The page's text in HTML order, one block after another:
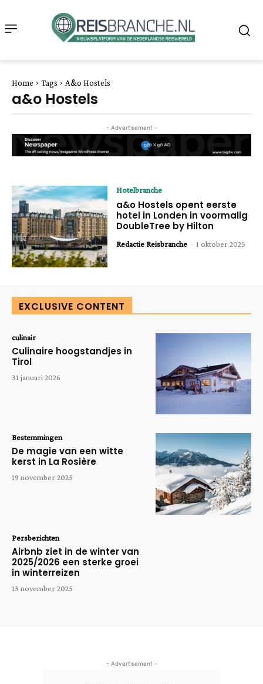
Home Tags A&o Hostels
a&o Hostels
- Advertisement -
Hotelbranche
a&o Hostels opent eerste
hotel in Londen in voormalig
DoubleTree by Hilton
Redactie Reisbranche - 1 oktober 2025
EXCLUSIVE CONTENT
culinair
Culinaire hoogstandjes in
Tirol
31 januari 2026
Bestemmingen
De magie van een witte
kerst in La Rosière
19 november 2025
Persberichten
Airbnb ziet in de winter van
2025/2026 een sterke groei
in winterreizen
13 november 2025
- Advertisement -